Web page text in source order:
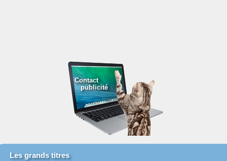
Contact
publicité
Les grands titres